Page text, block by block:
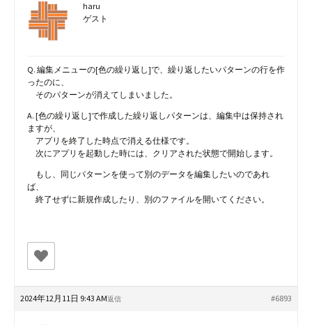
haru
ゲスト
Q. 編集メニューの[色の繰り返し]で、繰り返したいパターンの行を作
ったのに、
そのパターンが消えてしまいました。
A. [色の繰り返し]で作成した繰り返しパターンは、編集中は保持され
ますが、
アプリを終了した時点で消える仕様です。
次にアプリを起動した時には、クリアされた状態で開始します。
もし、同じパターンを使って別のデータを編集したいのであれ
ば、
終了せずに新規作成したり、別のファイルを開いてください。
2024年12月11日 9:43 AM #6893
返信